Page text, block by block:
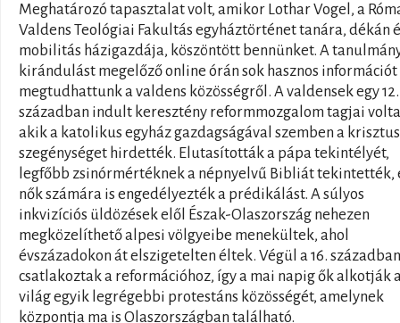
Meghatározó tapasztalat volt, amikor Lothar Vogel, a
Valdens Teológiai Fakultás egyháztörténet tanára, dékán
mobilitás házigazdája, köszöntött bennünket. A
kirándulást megelőző online órán sok hasznos információt
megtudhattunk a valdens közösségről. A valdensek egy 12.
században indult keresztény reformmozgalom tagjai
akik a katolikus egyház gazdagságával szemben a
szegénységet hirdették. Elutasították a pápa tekintélyét,
legfőbb zsinórmértéknek a népnyelvű Bibliát tekintették,
nők számára is engedélyezték a prédikálást. A súlyos
inkvizíciós üldözések elől Észak-Olaszország nehezen
megközelíthető alpesi völgyeibe menekültek, ahol
évszázadokon át elszigetelten éltek. Végül a 16. században
csatlakoztak a reformációhoz, így a mai napig ők alkotják
világ egyik legrégebbi protestáns közösségét, amelynek
központja ma is Olaszországban található.